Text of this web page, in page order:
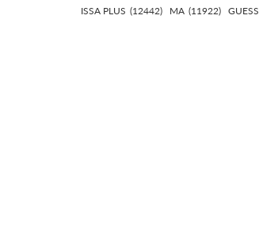
ISSA PLUS (12442) MA (11922) GUESS